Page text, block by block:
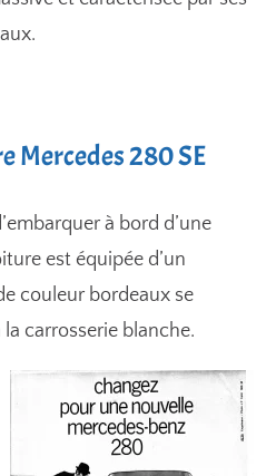
Mercedes 280 SE
à bord d’une
est équipée d’un
couleur bordeaux se
carrosserie blanche.